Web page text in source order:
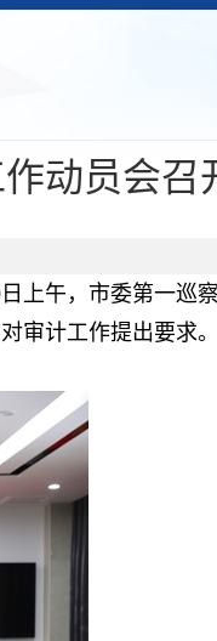
动员会召
上午，市委第一巡
审计工作提出要求